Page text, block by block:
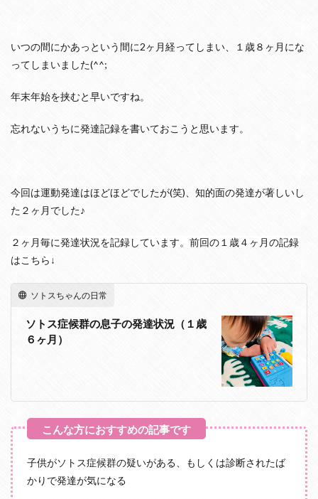
いつの間にかあっという間に2ヶ月経ってしまい、１歳８ヶ月にな
ってしまいました(^^;
年末年始を挟むと早いですね。
忘れないうちに発達記録を書いておこうと思います。
今回は運動発達はほどほどでしたが(笑)、知的面の発達が著しいし
た２ヶ月でした♪
２ヶ月毎に発達状況を記録しています。前回の１歳４ヶ月の記録
はこちら↓
ソトスちゃんの日常
ソトス症候群の息子の発達状況（１歳
６ヶ月）
子供がソトス症候群の疑いがある、もしくは診断されたば
かりで発達が気になる